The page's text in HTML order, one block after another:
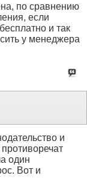
по сравнению
если
и так
у менеджера
и
один
Вот и